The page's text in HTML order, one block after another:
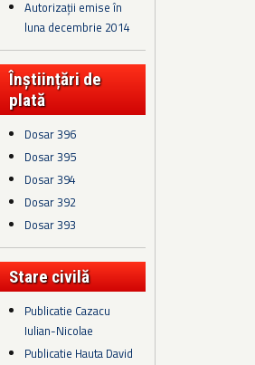
Autorizații emise în
luna decembrie 2014
Înștiințări de
plată
Dosar 396
Dosar 395
Dosar 394
Dosar 392
Dosar 393
Stare civilă
Publicatie Cazacu
Iulian-Nicolae
Publicatie Hauta David